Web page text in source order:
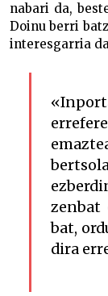
nabari da,
Doinu berri
interesgarria
zenbat
bat,
dira